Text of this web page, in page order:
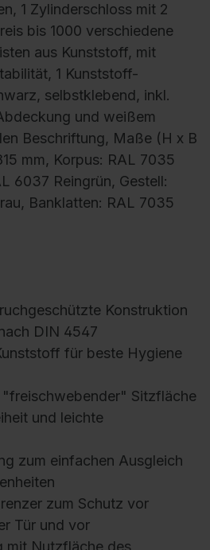
1 Zylinderschloss mit 2
bis 1000 verschiedene
aus Kunststoff, mit
1 Kunststoff-
selbstklebend, inkl.
und weißem
Beschriftung, Maße (H x B
mm, Korpus: RAL 7035
6037 Reingrün, Gestell:
Banklatten: RAL 7035
Konstruktion
DIN 4547
für beste Hygiene
"freischwebender" Sitzfläche
und leichte
zum einfachen Ausgleich
zum Schutz vor
Tür und vor
mit Nutzfläche des